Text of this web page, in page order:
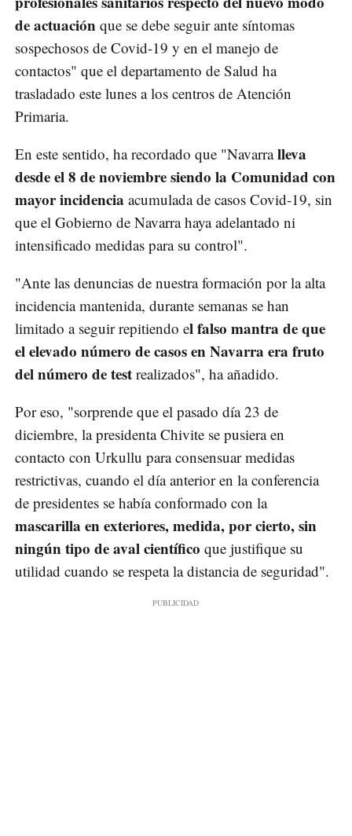
de actuación que se debe seguir ante síntomas
sospechosos de Covid-19 y en el manejo de
contactos" que el departamento de Salud ha
trasladado este lunes a los centros de Atención
Primaria.
En este sentido, ha recordado que "Navarralleva
desde el 8 de noviembre siendo la Comunidad con
mayor incidencia acumulada de casos Covid-19, sin
que el Gobierno de Navarra haya adelantado ni
intensificado medidas para su control".
"Ante las denuncias de nuestra formación por la alta
incidencia mantenida, durante semanas se han
limitado a seguir repitiendo el falso mantra de que
el elevado número de casos en Navarra era fruto
del número de test realizados", ha añadido.
Por eso, "sorprende que el pasado día 23 de
diciembre, la presidenta Chivite se pusiera en
contacto con Urkullu para consensuar medidas
restrictivas, cuando el día anterior en la conferencia
de presidentes se había conformado con la
mascarilla en exteriores, medida, por cierto, sin
ningún tipo de aval científico que justifique su
utilidad cuando se respeta la distancia de seguridad".